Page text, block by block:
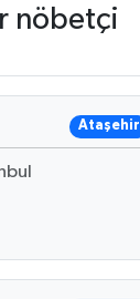
nöbetçi
Ataşehir